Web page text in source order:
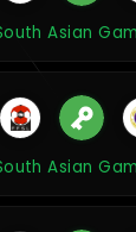
Asian
Asian